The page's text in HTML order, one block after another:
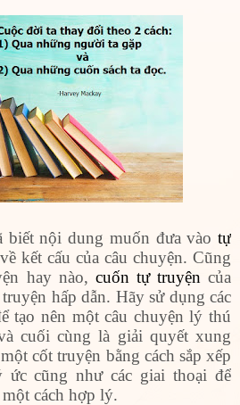
nội dung muốn đưa vào tự
kết cấu của câu chuyện. Cũng
hay nào, cuốn tự truyện của
hấp dẫn. Hãy sử dụng các
tạo nên một câu chuyện lý thú
cuối cùng là giải quyết xung
cốt truyện bằng cách sắp xếp
cũng như các giai thoại để
cách hợp lý.